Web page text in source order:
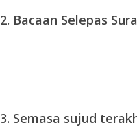
2. Bacaan Selepas
3. Semasa sujud